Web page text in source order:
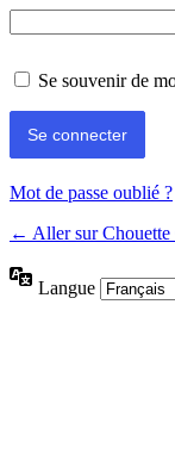
Se souvenir de
Mot de passe oublié ?
← Aller sur Chouette
Langue